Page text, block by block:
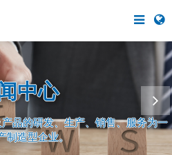
中心
品的研发、生产、销售、服务为一
制造型企业。